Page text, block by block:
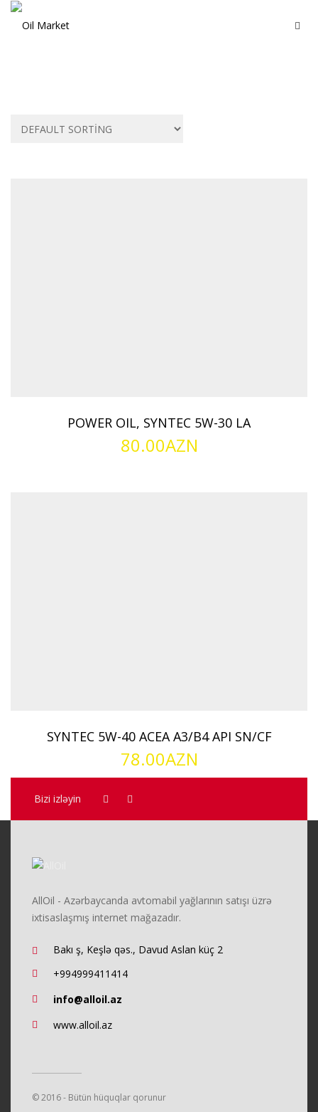
POWER OIL, SYNTEC 5W-30 LA
80.00AZN
SYNTEC 5W-40 ACEA A3/B4 API SN/CF
78.00AZN
Bizi izləyin
AllOil - Azərbaycanda avtomabil yağlarının satışı üzrə
ixtisaslaşmış internet mağazadır.
Bakı ş, Keşlə qəs., Davud Aslan küç 2
+994999411414
info@alloil.az
www.alloil.az
© 2016 - Bütün hüquqlar qorunur